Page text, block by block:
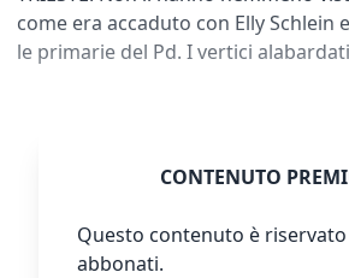
come era accaduto con Elly Schlein
le primarie del Pd. I vertici
CONTENUTO
Questo contenuto è
abbonati.